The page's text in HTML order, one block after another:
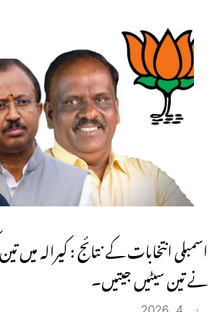
اسمبلی انتخابات کے نتائج : کیرالہ میں
نے تین سیٹیں جیتیں۔